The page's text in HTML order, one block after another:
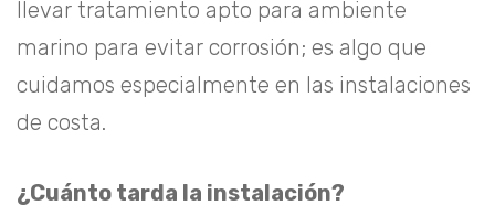
llevar tratamiento apto para ambiente
marino para evitar corrosión; es algo que
cuidamos especialmente en las instalaciones
de costa.
¿Cuánto tarda la instalación?